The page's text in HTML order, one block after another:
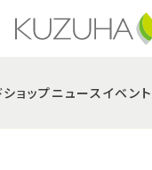
ショップニュース イベント